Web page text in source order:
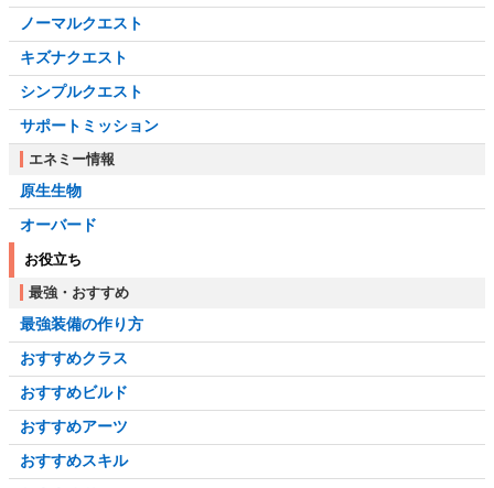
ノーマルクエスト
キズナクエスト
シンプルクエスト
サポートミッション
エネミー情報
原生生物
オーバード
お役立ち
最強・おすすめ
最強装備の作り方
おすすめクラス
おすすめビルド
おすすめアーツ
おすすめスキル